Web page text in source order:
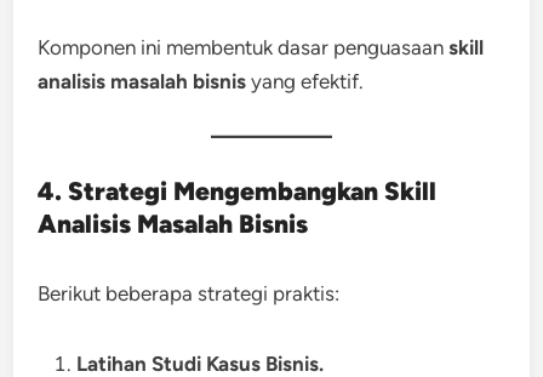
Komponen ini membentuk dasar penguasaanskill
analisis masalah bisnis yang efektif.
4. Strategi Mengembangkan Skill
Analisis Masalah Bisnis
Berikut beberapa strategi praktis:
Latihan Studi Kasus Bisnis.